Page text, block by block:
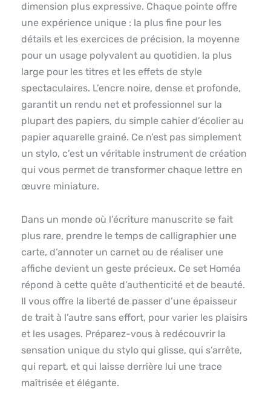
dimension plus expressive. Chaque pointe offre
une expérience unique : la plus fine pour les
détails et les exercices de précision, la moyenne
pour un usage polyvalent au quotidien, la plus
large pour les titres et les effets de style
spectaculaires. L’encre noire, dense et profonde,
garantit un rendu net et professionnel sur la
plupart des papiers, du simple cahier d’écolier au
papier aquarelle grainé. Ce n’est pas simplement
un stylo, c’est un véritable instrument de création
qui vous permet de transformer chaque lettre en
œuvre miniature.
Dans un monde où l’écriture manuscrite se fait
plus rare, prendre le temps de calligraphier une
carte, d’annoter un carnet ou de réaliser une
affiche devient un geste précieux. Ce set Homéa
répond à cette quête d’authenticité et de beauté.
Il vous offre la liberté de passer d’une épaisseur
de trait à l’autre sans effort, pour varier les plaisirs
et les usages. Préparez-vous à redécouvrir la
sensation unique du stylo qui glisse, qui s’arrête,
qui repart, et qui laisse derrière lui une trace
maîtrisée et élégante.